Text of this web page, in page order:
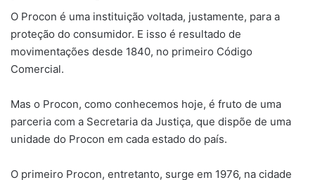
O Procon é uma instituição voltada, justamente, para a
proteção do consumidor. E isso é resultado de
movimentações desde 1840, no primeiro Código
Comercial.
Mas o Procon, como conhecemos hoje, é fruto de uma
parceria com a Secretaria da Justiça, que dispõe de uma
unidade do Procon em cada estado do país.
O primeiro Procon, entretanto, surge em 1976, na cidade